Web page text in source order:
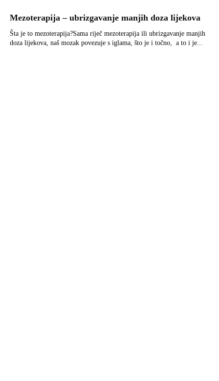
Mezoterapija – ubrizgavanje manjih doza lijekova
Šta je to mezoterapija?Sama riječ mezoterapija ili ubrizgavanje manjih
doza lijekova, naš mozak povezuje s iglama, što je i točno, a to i je...